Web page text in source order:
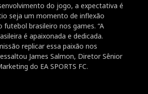
do jogo, a expectativa é
seja um momento de inflexão
futebol brasileiro nos games. “A
é apaixonada e dedicada.
replicar essa paixão nos
James Salmon, Diretor Sênior
do EA SPORTS FC.